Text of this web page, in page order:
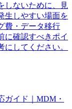
しないために、見
生しやすい場面を
費・データ移行
に確認すべきポイ
してください。
ガイド｜MDM・